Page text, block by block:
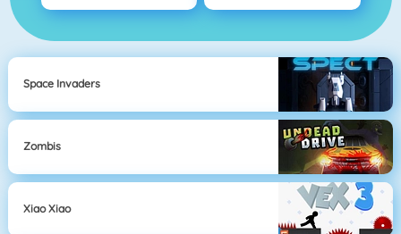
Space Invaders
Zombis
Xiao Xiao